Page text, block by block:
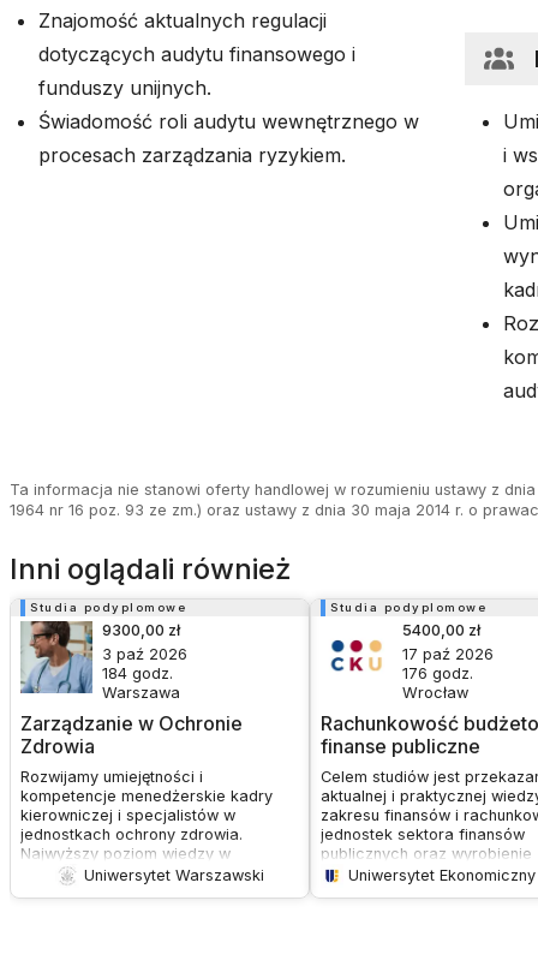
Znajomość aktualnych regulacji
dotyczących audytu finansowego i
funduszy unijnych.
Świadomość roli audytu wewnętrznego w
procesach zarządzania ryzykiem.
i
Ta informacja nie stanowi oferty handlowej w rozumieniu ustawy z
1964 nr 16 poz. 93 ze zm.) oraz ustawy z dnia 30 maja 2014 r. o
Inni oglądali również
Studia podyplomowe
Zarządzanie w Ochronie
Zdrowia
9300,00 zł
3 paź 2026
184 godz.
Warszawa
Rozwijamy umiejętności i
kompetencje menedżerskie kadry
kierowniczej i specjalistów w
jednostkach ochrony zdrowia.
Najwyższy poziom wiedzy w
obszarze nowoczesnego
Uniwersytet Warszawski
Studia podyplomowe
Rachunkowość
finanse publiczne
5400,00 zł
17 paź 2026
176 godz.
Wrocław
Celem studiów jest
aktualnej i praktycznej
zakresu finansów i
jednostek sektora finansów
publicznych oraz wyrobienie
praktycznych umiejętności